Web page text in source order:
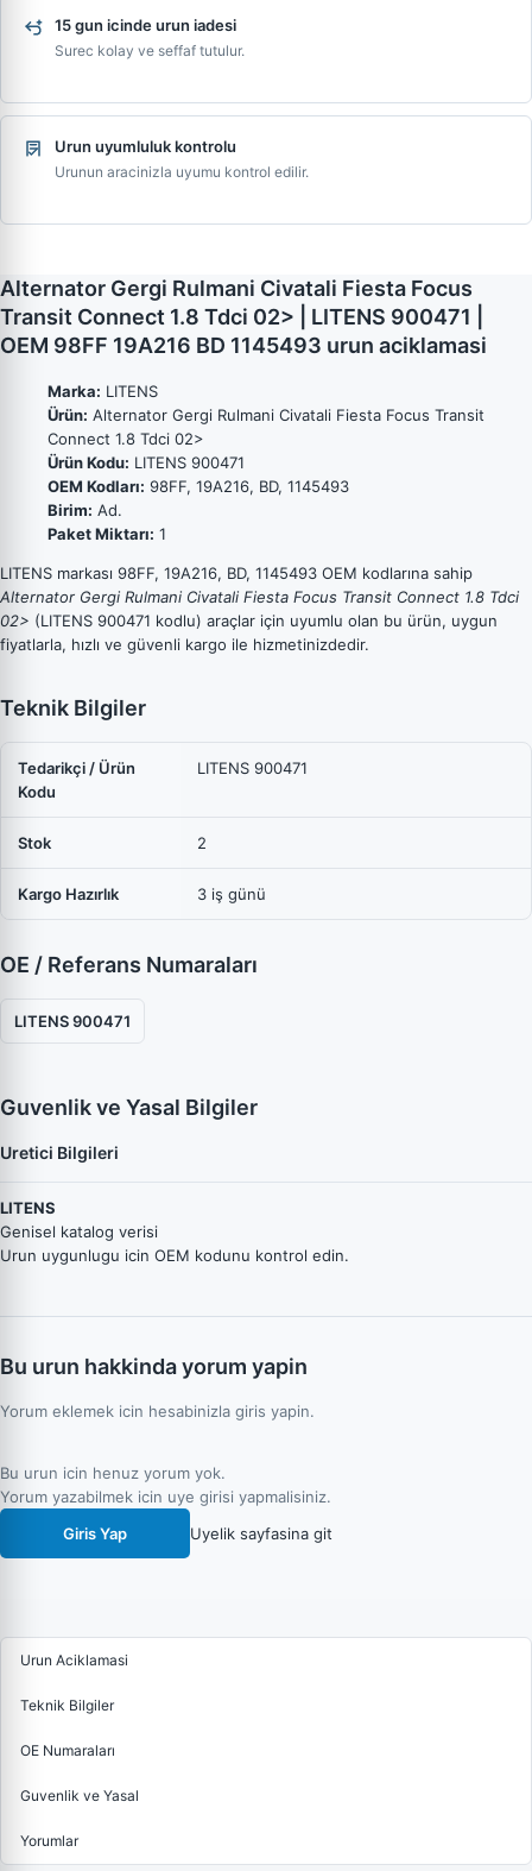
15 gun icinde urun iadesi
Surec kolay ve seffaf tutulur.
Urun uyumluluk kontrolu
Urunun aracinizla uyumu kontrol edilir.
Alternator Gergi Rulmani Civatali Fiesta Focus
Transit Connect 1.8 Tdci 02> | LITENS 900471 |
OEM 98FF 19A216 BD 1145493 urun aciklamasi
Marka: LITENS
Ürün: Alternator Gergi Rulmani Civatali Fiesta Focus Transit
Connect 1.8 Tdci 02>
Ürün Kodu: LITENS 900471
OEM Kodları: 98FF, 19A216, BD, 1145493
Birim: Ad.
Paket Miktarı: 1
LITENS markası 98FF, 19A216, BD, 1145493 OEM kodlarına sahip
Alternator Gergi Rulmani Civatali Fiesta Focus Transit Connect 1.8 Tdci
02> (LITENS 900471 kodlu) araçlar için uyumlu olan bu ürün, uygun
fiyatlarla, hızlı ve güvenli kargo ile hizmetinizdedir.
Teknik Bilgiler
Tedarikçi / Ürün
Kodu
LITENS 900471
Stok 2
Kargo Hazırlık 3 iş günü
OE / Referans Numaraları
LITENS 900471
Guvenlik ve Yasal Bilgiler
Uretici Bilgileri
LITENS
Genisel katalog verisi
Urun uygunlugu icin OEM kodunu kontrol edin.
Bu urun hakkinda yorum yapin
Yorum eklemek icin hesabinizla giris yapin.
Bu urun icin henuz yorum yok.
Yorum yazabilmek icin uye girisi yapmalisiniz.
Giris Yap
Uyelik sayfasina git
Urun Aciklamasi
Teknik Bilgiler
OE Numaraları
Guvenlik ve Yasal
Yorumlar